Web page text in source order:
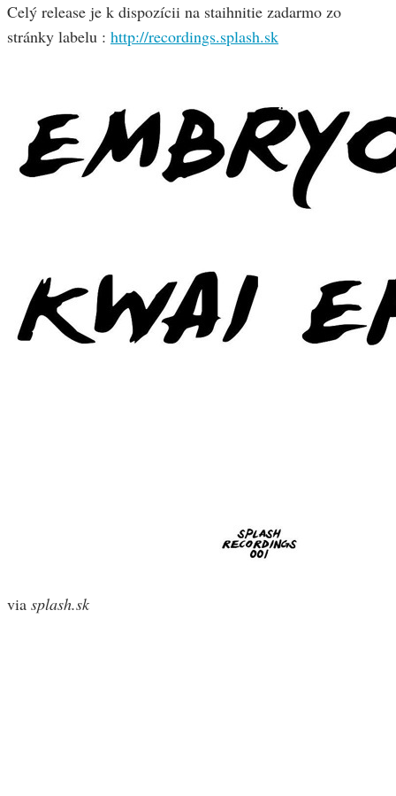
Celý release je k dispozícii na staihnitie zadarmo zo
stránky labelu : http://recordings.splash.sk
via splash.sk